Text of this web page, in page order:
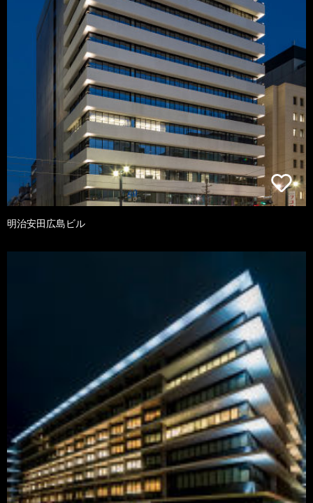
明治安田広島ビル